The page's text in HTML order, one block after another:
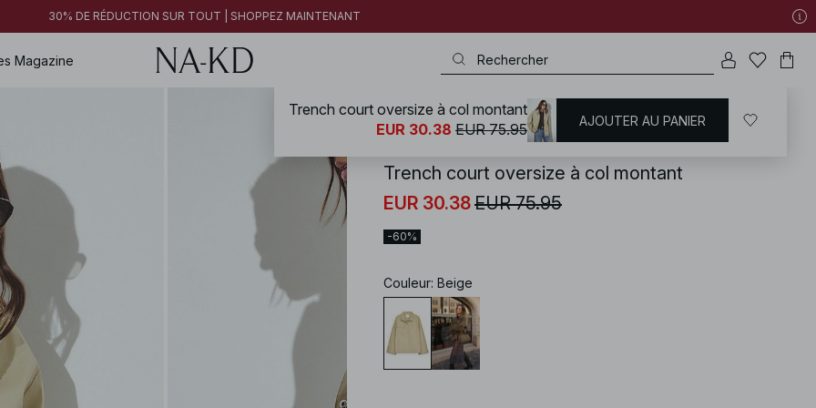
30% DE RÉDUCTION SUR TOUT | SHOPPEZ MAINTENANT
Magazine
NA-KD / Manteaux et Vestes / Trenchcoats
Trench court oversize à col montant
EUR 30.38EUR 75.95
-60%
Couleur: Beige
Trench court oversize à col montant
EUR 30.38 EUR 75.95 AJOUTER AU PANIER